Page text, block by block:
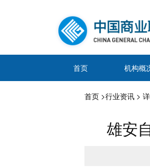
首页 机构概
首页 >行业资讯 >
雄安